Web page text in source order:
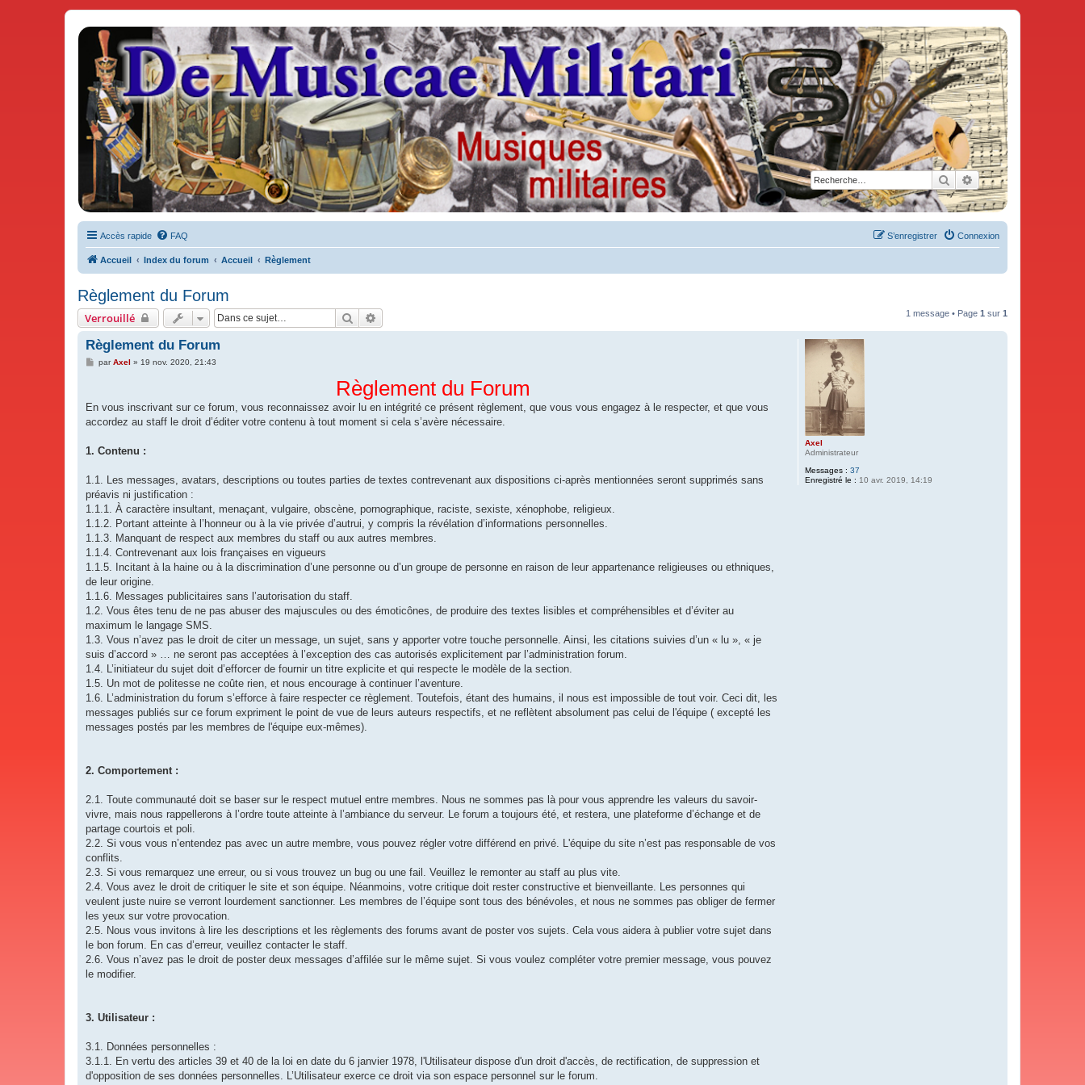
Rechercher
Recherche avancée
De Musicae Militari - Forums
Forums de discussions
Accès rapide FAQ Connexion
S’enregistrer
Accueil Index du forum Accueil Règlement
Règlement du Forum
Verrouillé Rechercher 1 message • Page 1 sur 1
Axel
Administrateur
Messages : 37
Enregistré le : 10 avr. 2019, 14:19
Règlement du Forum
M
g
e
parAxel » 19 nov. 2020, 21:43
Règlement du Forum
En vous inscrivant sur ce forum, vous reconnaissez avoir lu en intégrité ce présent règlement, que vous vous engagez à le respecter, et que vous
accordez au staff le droit d’éditer votre contenu à tout moment si cela s’avère nécessaire.
1. Contenu :
1.1. Les messages, avatars, descriptions ou toutes parties de textes contrevenant aux dispositions ci-après mentionnées seront supprimés sans
préavis ni justification :
1.1.1. À caractère insultant, menaçant, vulgaire, obscène, pornographique, raciste, sexiste, xénophobe, religieux.
1.1.2. Portant atteinte à l’honneur ou à la vie privée d’autrui, y compris la révélation d’informations personnelles.
1.1.3. Manquant de respect aux membres du staff ou aux autres membres.
1.1.4. Contrevenant aux lois françaises en vigueurs
1.1.5. Incitant à la haine ou à la discrimination d’une personne ou d’un groupe de personne en raison de leur appartenance religieuses ou ethniques,
de leur origine.
1.1.6. Messages publicitaires sans l’autorisation du staff.
1.2. Vous êtes tenu de ne pas abuser des majuscules ou des émoticônes, de produire des textes lisibles et compréhensibles et d’éviter au
maximum le langage SMS.
1.3. Vous n’avez pas le droit de citer un message, un sujet, sans y apporter votre touche personnelle. Ainsi, les citations suivies d’un « lu », « je
suis d’accord » … ne seront pas acceptées à l’exception des cas autorisés explicitement par l’administration forum.
1.4. L’initiateur du sujet doit d’efforcer de fournir un titre explicite et qui respecte le modèle de la section.
1.5. Un mot de politesse ne coûte rien, et nous encourage à continuer l’aventure.
1.6. L’administration du forum s’efforce à faire respecter ce règlement. Toutefois, étant des humains, il nous est impossible de tout voir. Ceci dit, les
messages publiés sur ce forum expriment le point de vue de leurs auteurs respectifs, et ne reflètent absolument pas celui de l'équipe ( excepté les
messages postés par les membres de l'équipe eux-mêmes).
2. Comportement :
2.1. Toute communauté doit se baser sur le respect mutuel entre membres. Nous ne sommes pas là pour vous apprendre les valeurs du savoir-
vivre, mais nous rappellerons à l’ordre toute atteinte à l’ambiance du serveur. Le forum a toujours été, et restera, une plateforme d’échange et de
partage courtois et poli.
2.2. Si vous vous n’entendez pas avec un autre membre, vous pouvez régler votre différend en privé. L'équipe du site n’est pas responsable de vos
conflits.
2.3. Si vous remarquez une erreur, ou si vous trouvez un bug ou une fail. Veuillez le remonter au staff au plus vite.
2.4. Vous avez le droit de critiquer le site et son équipe. Néanmoins, votre critique doit rester constructive et bienveillante. Les personnes qui
veulent juste nuire se verront lourdement sanctionner. Les membres de l’équipe sont tous des bénévoles, et nous ne sommes pas obliger de fermer
les yeux sur votre provocation.
2.5. Nous vous invitons à lire les descriptions et les règlements des forums avant de poster vos sujets. Cela vous aidera à publier votre sujet dans
le bon forum. En cas d’erreur, veuillez contacter le staff.
2.6. Vous n’avez pas le droit de poster deux messages d’affilée sur le même sujet. Si vous voulez compléter votre premier message, vous pouvez
le modifier.
3. Utilisateur :
3.1. Données personnelles :
3.1.1. En vertu des articles 39 et 40 de la loi en date du 6 janvier 1978, l'Utilisateur dispose d'un droit d'accès, de rectification, de suppression et
d'opposition de ses données personnelles. L’Utilisateur exerce ce droit via son espace personnel sur le forum.